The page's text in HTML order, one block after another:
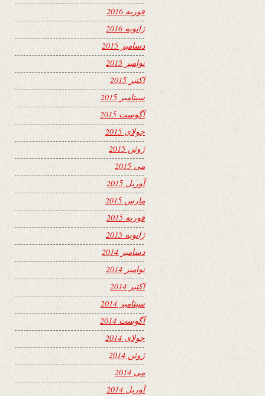
فوریه 2016
ژانویه 2016
دسامبر 2015
نوامبر 2015
اکتبر 2015
سپتامبر 2015
آگوست 2015
جولای 2015
ژوئن 2015
می 2015
آوریل 2015
مارس 2015
فوریه 2015
ژانویه 2015
دسامبر 2014
نوامبر 2014
اکتبر 2014
سپتامبر 2014
آگوست 2014
جولای 2014
ژوئن 2014
می 2014
آوریل 2014